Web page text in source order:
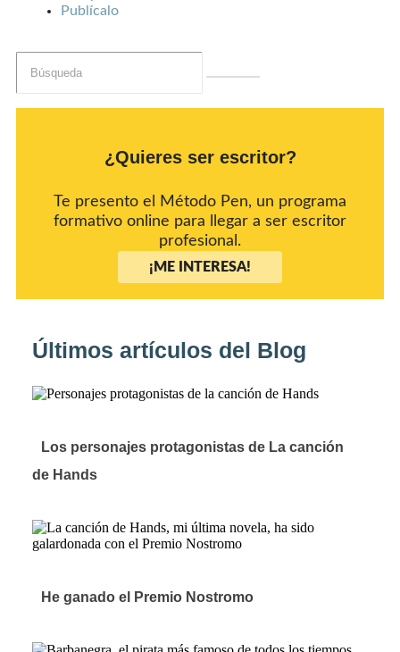
Publícalo
¿Quieres ser escritor?
Te presento el Método Pen, un programa
formativo online para llegar a ser escritor
profesional.
¡ME INTERESA!
Últimos artículos del Blog
Los personajes protagonistas de La canción
de Hands
He ganado el Premio Nostromo